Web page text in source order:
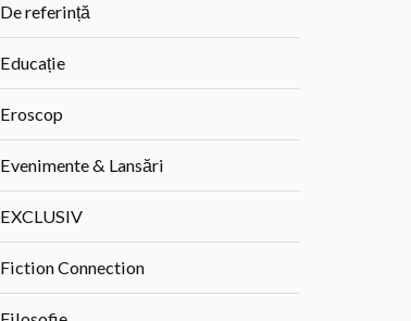
De referință
Educație
Eroscop
Evenimente & Lansări
EXCLUSIV
Fiction Connection